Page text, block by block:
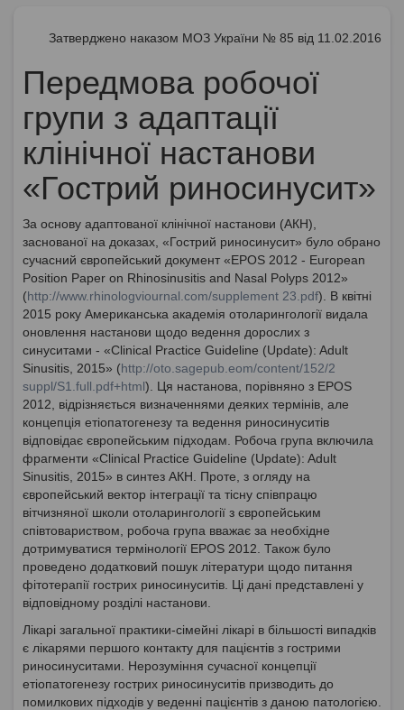
Затверджено наказом МОЗ України № 85 від 11.02.2016
Передмова робочої
групи з адаптації
клінічної настанови
«Гострий риносинусит»
За основу адаптованої клінічної настанови (АКН),
заснованої на доказах, «Гострий риносинусит» було обрано
сучасний європейський документ «EPOS 2012 - European
Position Paper on Rhinosinusitis and Nasal Polyps 2012»
(http://www.rhinologviournal.com/supplement 23.pdf). В квітні
2015 року Американська академія отоларингології видала
оновлення настанови щодо ведення дорослих з
синуситами - «Clinical Practice Guideline (Update): Adult
Sinusitis, 2015» (http://oto.sagepub.eom/content/152/2
suppl/S1.full.pdf+html). Ця настанова, порівняно з EPOS
2012, відрізняється визначеннями деяких термінів, але
концепція етіопатогенезу та ведення риносинуситів
відповідає європейським підходам. Робоча група включила
фрагменти «Clinical Practice Guideline (Update): Adult
Sinusitis, 2015» в синтез АКН. Проте, з огляду на
європейський вектор інтеграції та тісну співпрацю
вітчизняної школи отоларингології з європейським
співтовариством, робоча група вважає за необхідне
дотримуватися термінології EPOS 2012. Також було
проведено додатковий пошук літератури щодо питання
фітотерапії гострих риносинуситів. Ці дані представлені у
відповідному розділі настанови.
Лікарі загальної практики-сімейні лікарі в більшості випадків
є лікарями першого контакту для пацієнтів з гострими
риносинуситами. Нерозуміння сучасної концепції
етіопатогенезу гострих риносинуситів призводить до
помилкових підходів у веденні пацієнтів з даною патологією.